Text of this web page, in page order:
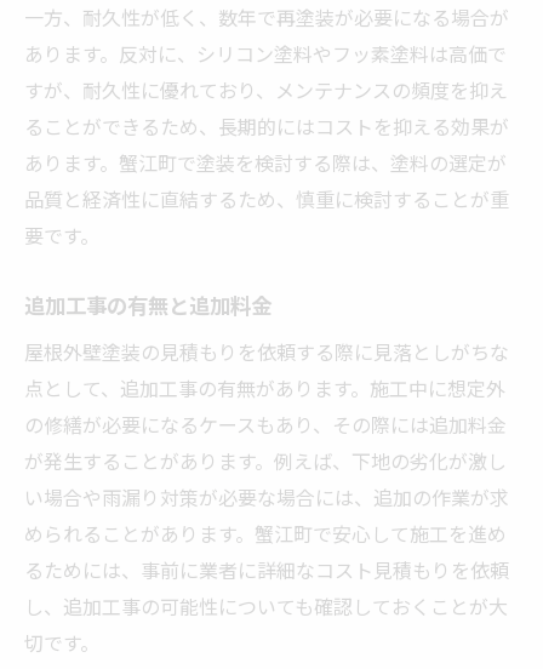
一方、耐久性が低く、数年で再塗装が必要になる場合が
あります。反対に、シリコン塗料やフッ素塗料は高価で
すが、耐久性に優れており、メンテナンスの頻度を抑え
ることができるため、長期的にはコストを抑える効果が
あります。蟹江町で塗装を検討する際は、塗料の選定が
品質と経済性に直結するため、慎重に検討することが重
要です。
追加工事の有無と追加料金
屋根外壁塗装の見積もりを依頼する際に見落としがちな
点として、追加工事の有無があります。施工中に想定外
の修繕が必要になるケースもあり、その際には追加料金
が発生することがあります。例えば、下地の劣化が激し
い場合や雨漏り対策が必要な場合には、追加の作業が求
められることがあります。蟹江町で安心して施工を進め
るためには、事前に業者に詳細なコスト見積もりを依頼
し、追加工事の可能性についても確認しておくことが大
切です。